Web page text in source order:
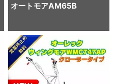
オートモアAM65B